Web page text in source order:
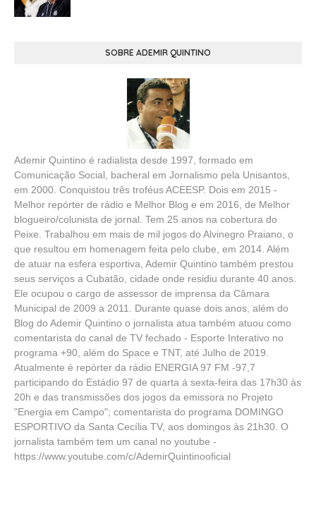
SOBRE ADEMIR QUINTINO
Ademir Quintino é radialista desde 1997, formado em
Comunicação Social, bacheral em Jornalismo pela Unisantos,
em 2000. Conquistou três troféus ACEESP. Dois em 2015 -
Melhor repórter de rádio e Melhor Blog e em 2016, de Melhor
blogueiro/colunista de jornal. Tem 25 anos na cobertura do
Peixe. Trabalhou em mais de mil jogos do Alvinegro Praiano, o
que resultou em homenagem feita pelo clube, em 2014. Além
de atuar na esfera esportiva, Ademir Quintino também prestou
seus serviços a Cubatão, cidade onde residiu durante 40 anos.
Ele ocupou o cargo de assessor de imprensa da Câmara
Municipal de 2009 a 2011. Durante quase dois anos, além do
Blog do Ademir Quintino o jornalista atua também atuou como
comentarista do canal de TV fechado - Esporte Interativo no
programa +90, além do Space e TNT, até Julho de 2019.
Atualmente é repórter da rádio ENERGIA 97 FM -97,7
participando do Estádio 97 de quarta á sexta-feira das 17h30 às
20h e das transmissões dos jogos da emissora no Projeto
"Energia em Campo"; comentarista do programa DOMINGO
ESPORTIVO da Santa Cecília TV, aos domingos às 21h30. O
jornalista também tem um canal no youtube -
https://www.youtube.com/c/AdemirQuintinooficial